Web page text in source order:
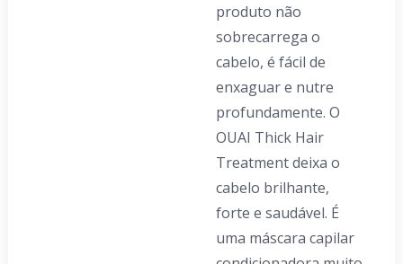
produto não
sobrecarrega o
cabelo, é fácil de
enxaguar e nutre
profundamente. O
OUAI Thick Hair
Treatment deixa o
cabelo brilhante,
forte e saudável. É
uma máscara capilar